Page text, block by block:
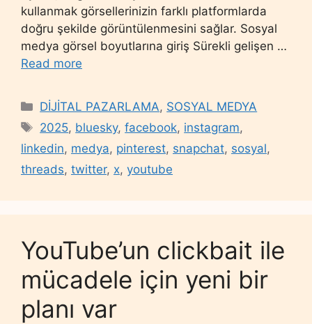
kullanmak görsellerinizin farklı platformlarda
doğru şekilde görüntülenmesini sağlar. Sosyal
medya görsel boyutlarına giriş Sürekli gelişen …
Read more
Categories
DİJİTAL PAZARLAMA, SOSYAL MEDYA
Tags
2025, bluesky,facebook, instagram,
linkedin, medya, pinterest, snapchat, sosyal,
threads, twitter, x, youtube
YouTube’un clickbait ile
mücadele için yeni bir
planı var